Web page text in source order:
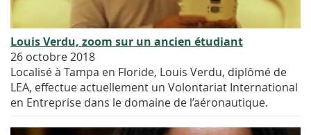
Louis Verdu, zoom sur un ancien étudiant
26 octobre 2018
Localisé à Tampa en Floride, Louis Verdu, diplômé de
LEA, effectue actuellement un Volontariat International
en Entreprise dans le domaine de l’aéronautique.